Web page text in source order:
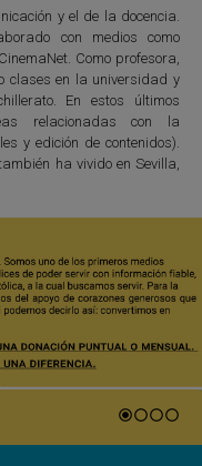
y el de la docencia.
con medios como
Como profesora,
clases en la universidad y
En estos últimos
relacionadas con la
y edición de contenidos).
ha vivido en Sevilla,